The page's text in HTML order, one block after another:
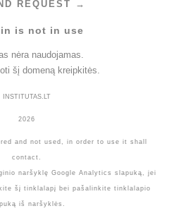
REQUEST →
is not in use
nėra naudojamas.
šį domeną kreipkitės.
INSTITUTAS.LT
2026
and not used, in order to use it shall
contact.
naršyklę Google Analytics slapuką, jei
šį tinklalapį bei pašalinkite tinklalapio
iš naršyklės.